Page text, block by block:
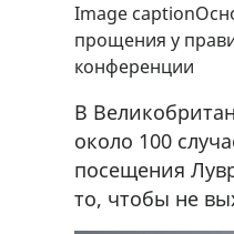
Image
прощения у
конференции
В
около 100
посещения
то, чтобы не